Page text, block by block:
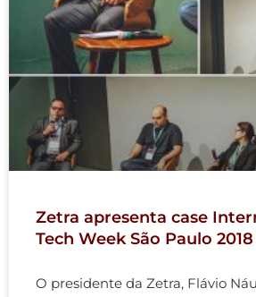
Zetra apresenta case
Tech Week São Paulo 2018
O presidente da Zetra, Flávio